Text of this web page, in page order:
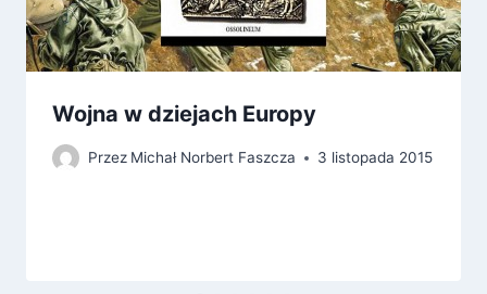
Wojna w dziejach Europy
Przez Michał Norbert Faszcza 3 listopada 2015